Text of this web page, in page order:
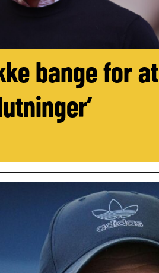
bange for at